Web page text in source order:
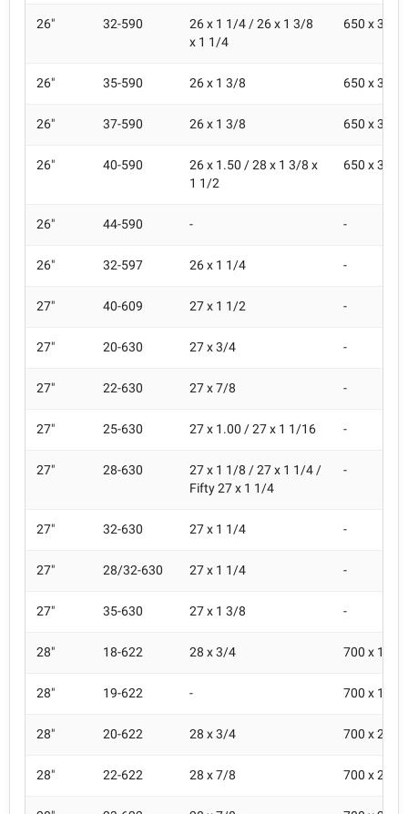
26" 32-590
26 x 1 1/4 / 26 x 1 3/8
x 1 1/4
650 x 32A
26" 35-590 26 x 1 3/8 650 x 35A
26" 37-590 26 x 1 3/8 650 x 35A
26" 40-590
26 x 1.50 / 28 x 1 3/8 x
1 1/2
650 x 38A
26" 44-590 - -
26" 32-597 26 x 1 1/4 -
27" 40-609 27 x 1 1/2 -
27" 20-630 27 x 3/4 -
27" 22-630 27 x 7/8 -
27" 25-630 27 x 1.00 / 27 x 1 1/16 -
27" 28-630
27 x 1 1/8 / 27 x 1 1/4 /
Fifty 27 x 1 1/4
-
27" 32-630 27 x 1 1/4 -
27" 28/32-630 27 x 1 1/4 -
27" 35-630 27 x 1 3/8 -
28" 18-622 28 x 3/4 700 x 18C
28" 19-622 - 700 x 19C
28" 20-622 28 x 3/4 700 x 20C
28" 22-622 28 x 7/8 700 x 22C